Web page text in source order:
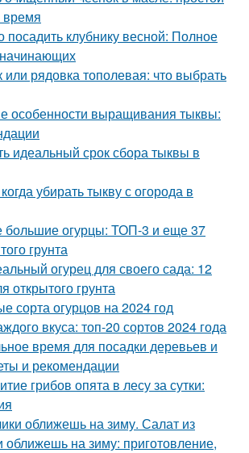
время
посадить клубнику весной: Полное
или рядовка тополевая: что выбрать
особенности выращивания тыквы:
идеальный срок сбора тыквы в
убирать тыкву с огорода в
огурцы: ТОП-3 и еще 37
грунта
огурец для своего сада: 12
открытого грунта
сорта огурцов на 2024 год
вкуса: топ-20 сортов 2024 года
время для посадки деревьев и
и рекомендации
грибов опята в лесу за сутки:
оближешь на зиму. Салат из
оближешь на зиму: приготовление,